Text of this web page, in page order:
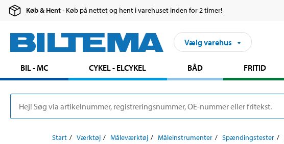
Køb & Hent- Køb på nettet og hent i varehuset inden for 2 timer!
Vælg varehus
BIL - MC CYKEL - ELCYKEL BÅD FRITID
Start Værktøj Måleværktøj Måleinstrumenter Spændingstester